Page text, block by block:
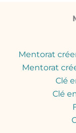
Mentorat
Mentorat
Clé
Clé